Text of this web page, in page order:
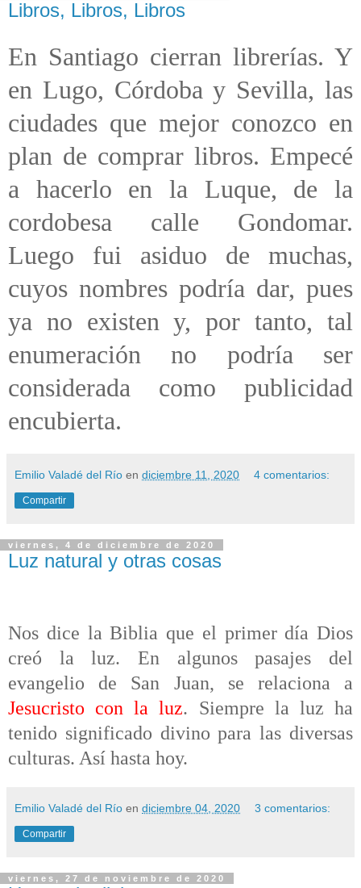
Libros, Libros, Libros
En Santiago cierran librerías. Y
en Lugo, Córdoba y Sevilla, las
ciudades que mejor conozco en
plan de comprar libros. Empecé
a hacerlo en la Luque, de la
cordobesa calle Gondomar.
Luego fui asiduo de muchas,
cuyos nombres podría dar, pues
ya no existen y, por tanto, tal
enumeración no podría ser
considerada como publicidad
encubierta.
Emilio Valadé del Río en diciembre 11, 2020 4 comentarios:
Compartir
viernes, 4 de diciembre de 2020
Luz natural y otras cosas
Nos dice la Biblia que el primer día Dios
creó la luz. En algunos pasajes del
evangelio de San Juan, se relaciona a
Jesucristo con la luz. Siempre la luz ha
tenido significado divino para las diversas
culturas. Así hasta hoy.
Emilio Valadé del Río en diciembre 04, 2020 3 comentarios:
Compartir
viernes, 27 de noviembre de 2020